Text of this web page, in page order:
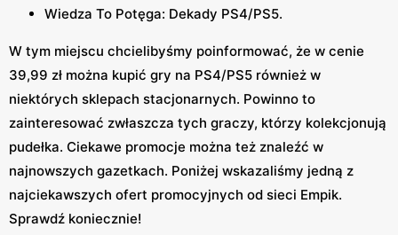
Wiedza To Potęga: Dekady PS4/PS5.
W tym miejscu chcielibyśmy poinformować, że w cenie
39,99 zł można kupić gry na PS4/PS5 również w
niektórych sklepach stacjonarnych. Powinno to
zainteresować zwłaszcza tych graczy, którzy kolekcjonują
pudełka. Ciekawe promocje można też znaleźć w
najnowszych gazetkach. Poniżej wskazaliśmy jedną z
najciekawszych ofert promocyjnych od sieci Empik.
Sprawdź koniecznie!